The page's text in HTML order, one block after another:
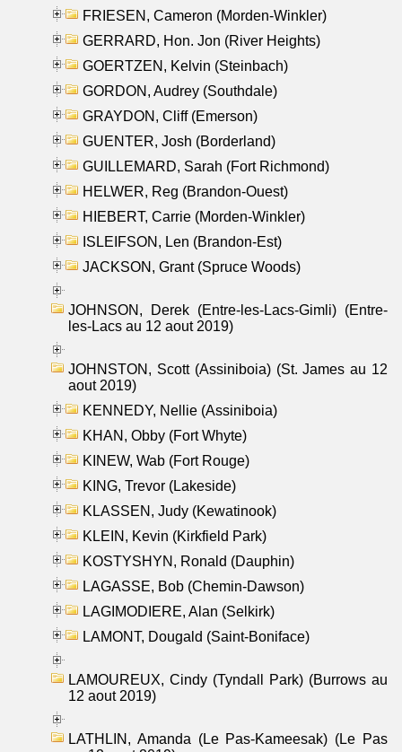
FRIESEN, Cameron (Morden-Winkler)
GERRARD, Hon. Jon (River Heights)
GOERTZEN, Kelvin (Steinbach)
GORDON, Audrey (Southdale)
GRAYDON, Cliff (Emerson)
GUENTER, Josh (Borderland)
GUILLEMARD, Sarah (Fort Richmond)
HELWER, Reg (Brandon-Ouest)
HIEBERT, Carrie (Morden-Winkler)
ISLEIFSON, Len (Brandon-Est)
JACKSON, Grant (Spruce Woods)
JOHNSON, Derek (Entre-les-Lacs-Gimli) (Entre-
les-Lacs au 12 aout 2019)
JOHNSTON, Scott (Assiniboia) (St. James au 12
aout 2019)
KENNEDY, Nellie (Assiniboia)
KHAN, Obby (Fort Whyte)
KINEW, Wab (Fort Rouge)
KING, Trevor (Lakeside)
KLASSEN, Judy (Kewatinook)
KLEIN, Kevin (Kirkfield Park)
KOSTYSHYN, Ronald (Dauphin)
LAGASSE, Bob (Chemin-Dawson)
LAGIMODIERE, Alan (Selkirk)
LAMONT, Dougald (Saint-Boniface)
LAMOUREUX, Cindy (Tyndall Park) (Burrows au
12 aout 2019)
LATHLIN, Amanda (Le Pas-Kameesak) (Le Pas